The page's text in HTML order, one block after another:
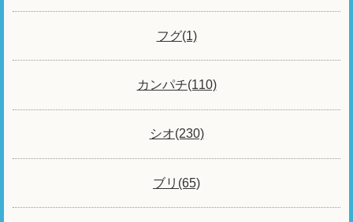
フグ(1)
カンパチ(110)
シオ(230)
ブリ(65)